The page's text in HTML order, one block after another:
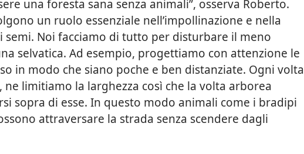
una foresta sana senza animali”, osserva Roberto.
un ruolo essenziale nell’impollinazione e nella
semi. Noi facciamo di tutto per disturbare il meno
selvatica. Ad esempio, progettiamo con attenzione le
in modo che siano poche e ben distanziate. Ogni volta
ne limitiamo la larghezza così che la volta arborea
sopra di esse. In questo modo animali come i bradipi
attraversare la strada senza scendere dagli